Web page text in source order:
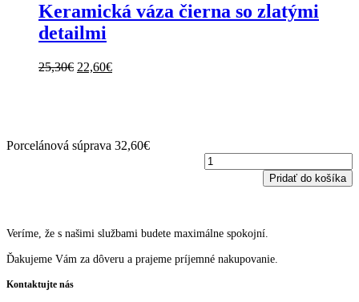
Keramická váza čierna so zlatými
detailmi
25,30€ Pôvodná
22,60€Aktuálna
Porcelánová súprava 32,60€
Pridať do košíka
Veríme, že s našimi službami budete maximálne spokojní.
Ďakujeme Vám za dôveru a prajeme príjemné nakupovanie.
Kontaktujte nás